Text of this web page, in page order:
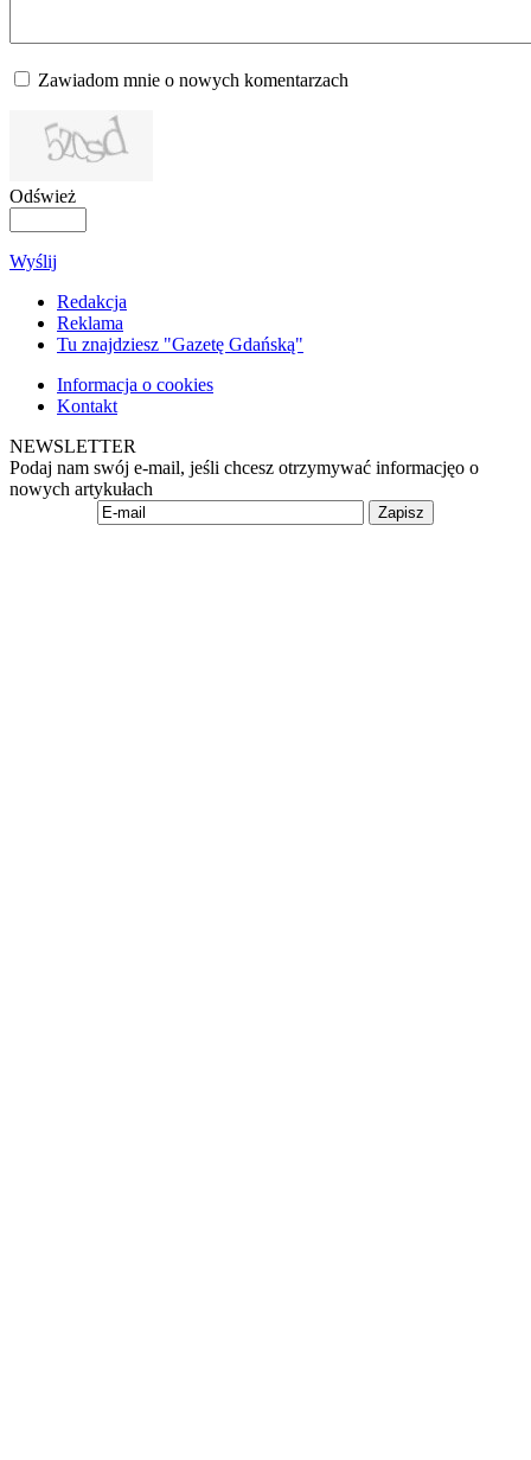
Zawiadom mnie o nowych komentarzach
Odśwież
Wyślij
Redakcja
Reklama
Tu znajdziesz "Gazetę Gdańską"
Informacja o cookies
Kontakt
NEWSLETTER
Podaj nam swój e-mail, jeśli chcesz otrzymywać informacjęo o
nowych artykułach
Zapisz